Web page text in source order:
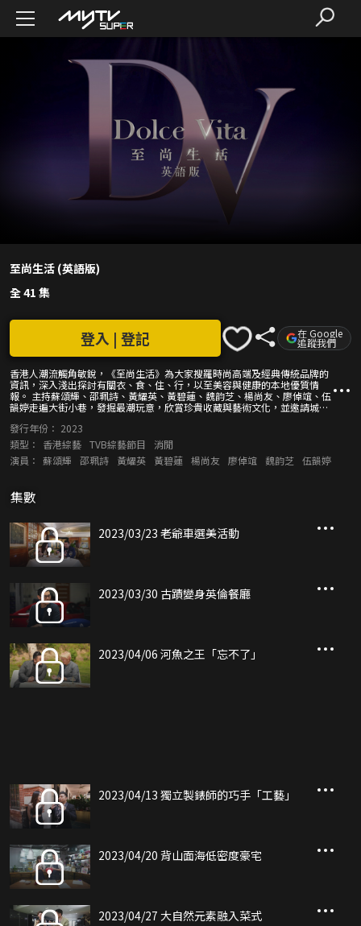
至尚生活 (英語版)
全 41 集
香港人潮流觸角敏銳，《至尚生活》為大家搜羅時尚高端及經典傳統品牌的
資訊，深入淺出探討有關衣、食、住、行，以至美容與健康的本地優質情
報。 主持蘇頌輝、邵珮詩、黃耀英、黃碧蓮、魏韵芝、楊尚友、廖倬竩、伍
韻婷走遍大街小巷，發掘最潮玩意，欣賞珍貴收藏與藝術文化，並邀請城中
不同範疇的最新事物，盡享至尚生活。
登入 | 登記 在 Google
追蹤我們
發行年份： 2023
類型：
香港綜藝 TVB綜藝節目
消閒
演員： 蘇頌輝 邵珮詩 黃耀英 黃碧蓮 楊尚友 廖倬竩 魏韵芝 伍韻婷
集數
2023/03/23 老爺車選美活動
2023/03/30 古蹟變身英倫餐廳
2023/04/06 河魚之王「忘不了」
2023/04/13 獨立製錶師的巧手「工藝」
2023/04/20 背山面海低密度豪宅
2023/04/27 大自然元素融入菜式